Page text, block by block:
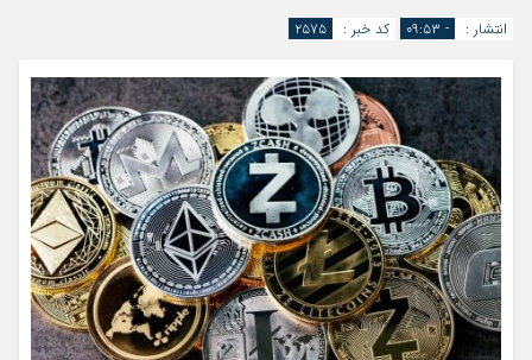
انتشار : - ۰۹:۵۳ کد خبر : ۲۵۷۵